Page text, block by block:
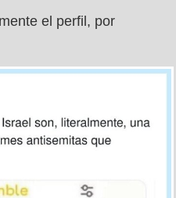
el perfil, por